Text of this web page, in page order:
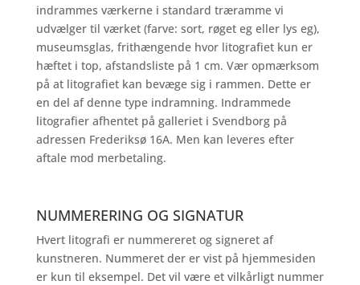
indrammes værkerne i standard træramme vi
udvælger til værket (farve: sort, røget eg eller lys eg),
museumsglas, frithængende hvor litografiet kun er
hæftet i top, afstandsliste på 1 cm. Vær opmærksom
på at litografiet kan bevæge sig i rammen. Dette er
en del af denne type indramning. Indrammede
litografier afhentet på galleriet i Svendborg på
adressen Frederiksø 16A. Men kan leveres efter
aftale mod merbetaling.
NUMMERERING OG SIGNATUR
Hvert litografi er nummereret og signeret af
kunstneren. Nummeret der er vist på hjemmesiden
er kun til eksempel. Det vil være et vilkårligt nummer